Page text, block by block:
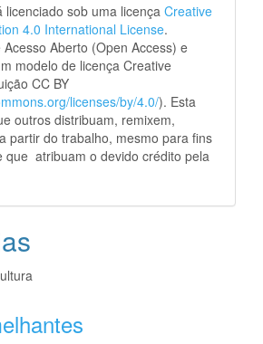
licenciado sob uma licença Creative
4.0 International License.
Aberto (Open Access) e
modelo de licença Creative
CC BY
licenses/by/4.0/). Esta
outros distribuam, remixem,
partir do trabalho, mesmo para fins
que atribuam o devido crédito pela